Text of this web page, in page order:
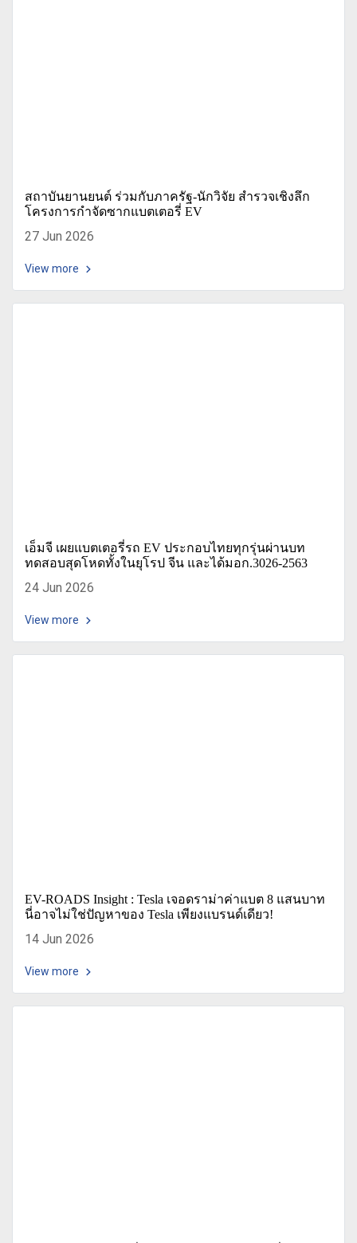
สถาบันยานยนต์ ร่วมกับภาครัฐ-นักวิจัย สำรวจเชิงลึก
โครงการกำจัดซากแบตเตอรี่ EV
27 Jun 2026
View more
เอ็มจี เผยแบตเตอรี่รถ EV ประกอบไทยทุกรุ่นผ่านบท
ทดสอบสุดโหดทั้งในยุโรป จีน และได้มอก.3026-2563
24 Jun 2026
View more
EV-ROADS Insight : Tesla เจอดราม่าค่าแบต 8 แสนบาท
นี่อาจไม่ใช่ปัญหาของ Tesla เพียงแบรนด์เดียว!
14 Jun 2026
View more